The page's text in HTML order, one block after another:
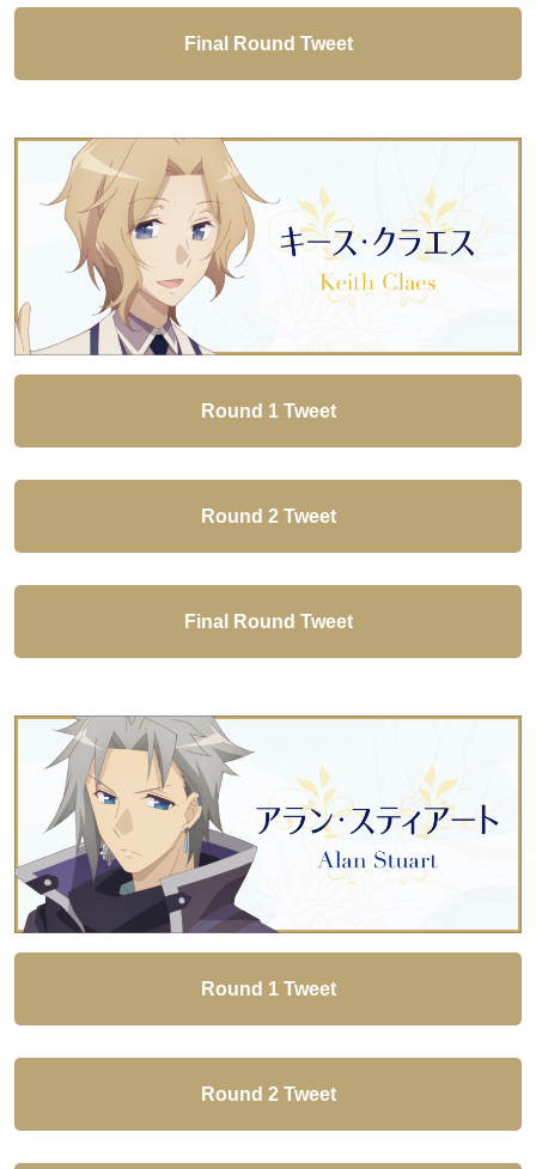
Final Round Tweet
Round 1 Tweet
Round 2 Tweet
Final Round Tweet
Round 1 Tweet
Round 2 Tweet